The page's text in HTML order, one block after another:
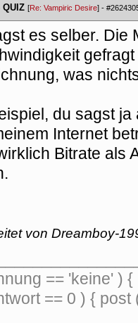
[Re: Vampiric Desire] -
es selber. Die
was
du sagst
Internet
Bitrate als
von Dreamboy-
== 'keine' )
== 0 ) { post